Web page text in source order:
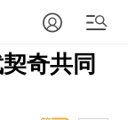
奇共同